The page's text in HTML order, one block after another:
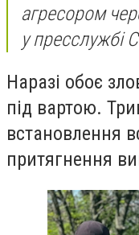
агресором
у пресслужбі
Наразі обоє
під вартою.
встановлення
притягнення